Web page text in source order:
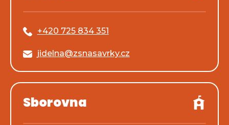
+420 725 834 351
jidelna@zsnasavrky.cz
Sborovna